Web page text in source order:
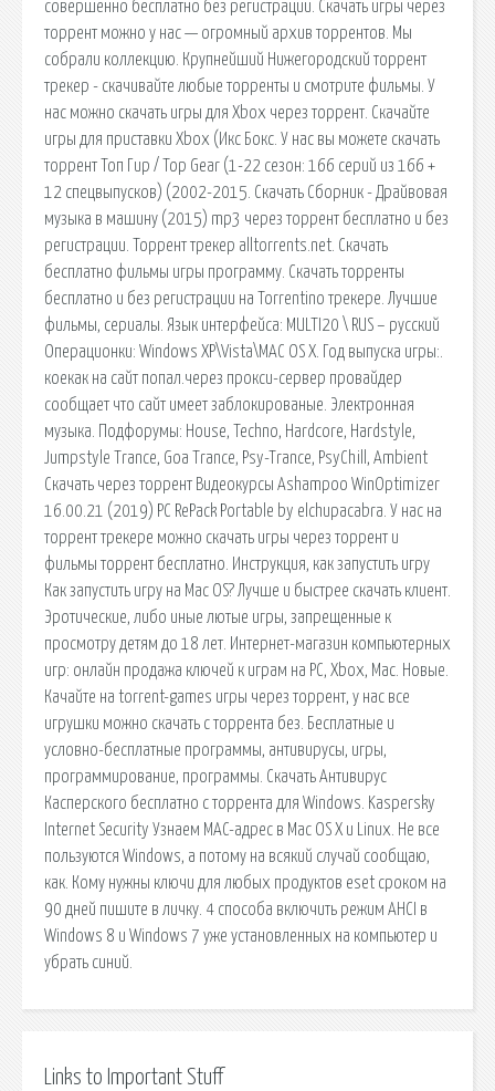
совершенно бесплатно без регистрации. Скачать игры через
торрент можно у нас — огромный архив торрентов. Мы
собрали коллекцию. Крупнейший Нижегородский торрент
трекер - скачивайте любые торренты и смотрите фильмы. У
нас можно скачать игры для Xbox через торрент. Скачайте
игры для приставки Xbox (Икс Бокс. У нас вы можете скачать
торрент Топ Гир / Top Gear (1-22 сезон: 166 серий из 166 +
12 спецвыпусков) (2002-2015. Скачать Сборник - Драйвовая
музыка в машину (2015) mp3 через торрент бесплатно и без
регистрации. Торрент трекер alltorrents.net. Скачать
бесплатно фильмы игры программу. Скачать торренты
бесплатно и без регистрации на Torrentino трекере. Лучшие
фильмы, сериалы. Язык интерфейса: MULTI20 \ RUS – русский
Операционки: Windows XP\Vista\MAC OS X. Год выпуска игры:.
коекак на сайт попал.через прокси-сервер провайдер
сообщает что сайт имеет заблокированые. Электронная
музыка. Подфорумы: House, Techno, Hardcore, Hardstyle,
Jumpstyle Trance, Goa Trance, Psy-Trance, PsyChill, Ambient
Скачать через торрент Видеокурсы Ashampoo WinOptimizer
16.00.21 (2019) PC RePack Portable by elchupacabra. У нас на
торрент трекере можно скачать игры через торрент и
фильмы торрент бесплатно. Инструкция, как запустить игру
Как запустить игру на Mac OS? Лучше и быстрее скачать клиент.
Эротические, либо иные лютые игры, запрещенные к
просмотру детям до 18 лет. Интернет-магазин компьютерных
игр: онлайн продажа ключей к играм на PC, Xbox, Mac. Новые.
Качайте на torrent-games игры через торрент, у нас все
игрушки можно скачать с торрента без. Бесплатные и
условно-бесплатные программы, антивирусы, игры,
программирование, программы. Скачать Антивирус
Касперского бесплатно с торрента для Windows. Kaspersky
Internet Security Узнаем MAC-адрес в Mac OS X и Linux. Не все
пользуются Windows, а потому на всякий случай сообщаю,
как. Кому нужны ключи для любых продуктов eset сроком на
90 дней пишите в личку. 4 способа включить режим AHCI в
Windows 8 и Windows 7 уже установленных на компьютер и
убрать синий.
Links to Important Stuff